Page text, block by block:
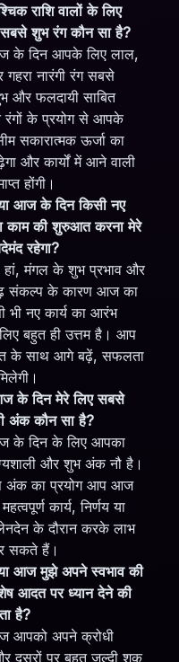
राशि वालों के लिए
शुभ रंग कौन सा है?
के दिन आपके लिए लाल,
नारंगी रंग सबसे
और फलदायी साबित
रंगों के प्रयोग से आपके
सकारात्मक ऊर्जा का
और कार्यों में आने वाली
होंगी।
आज के दिन किसी नए
काम की शुरुआत करना मेरे
रहेगा?
हां, मंगल के शुभ प्रभाव और
संकल्प के कारण आज का
भी नए कार्य का आरंभ
बहुत ही उत्तम है। आप
के साथ आगे बढ़ें, सफलता
के दिन मेरे लिए सबसे
अंक कौन सा है?
के दिन के लिए आपका
और शुभ अंक नौ है।
अंक का प्रयोग आप आज
कार्य, निर्णय या
के दौरान करके लाभ
सकते हैं।
आज मुझे अपने स्वभाव की
आदत पर ध्यान देने की
है?
आपको अपने क्रोधी
दूसरों पर बहुत जल्दी शक